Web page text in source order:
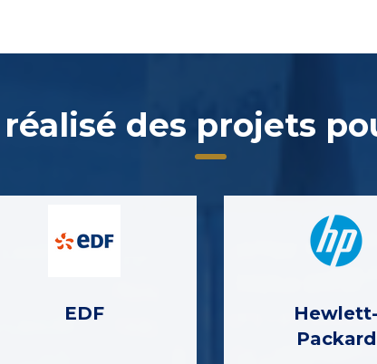
des projets
EDF
Hewlett-
Packard